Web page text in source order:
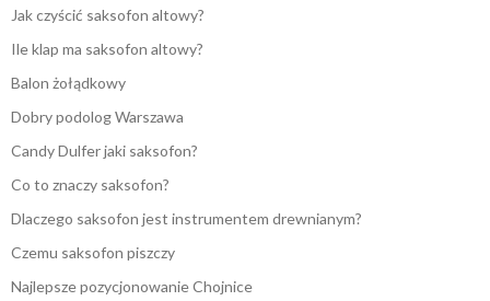
Jak czyścić saksofon altowy?
Ile klap ma saksofon altowy?
Balon żołądkowy
Dobry podolog Warszawa
Candy Dulfer jaki saksofon?
Co to znaczy saksofon?
Dlaczego saksofon jest instrumentem drewnianym?
Czemu saksofon piszczy
Najlepsze pozycjonowanie Chojnice